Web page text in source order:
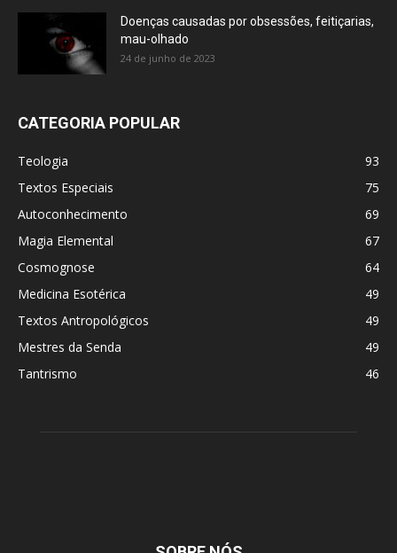
Doenças causadas por obsessões, feitiçarias,
mau-olhado
24 de junho de 2023
CATEGORIA POPULAR
Teologia
93
Textos Especiais
75
Autoconhecimento
69
Magia Elemental
67
Cosmognose
64
Medicina Esotérica
49
Textos Antropológicos
49
Mestres da Senda
49
Tantrismo
46